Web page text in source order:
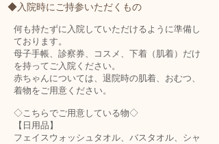
◆​入院時にご持参いただくもの
何も持たずに入院していただけるように準備し
ております。
母子手帳、診察券、コスメ、下着（肌着）だけ
を持ってご入院ください。
赤ちゃんについては、退院時の肌着、おむつ、
着物をご用意ください。
◇こちらでご用意している物◇
【日用品】
フェイスウォッシュタオル、バスタオル、シャ